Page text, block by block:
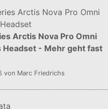
Arctis Nova Pro Omni
Headset - Mehr geht fast
von Marc Friedrichs